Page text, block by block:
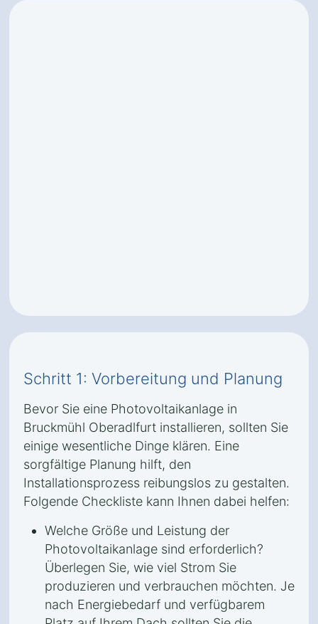
Schritt 1: Vorbereitung und Planung
Bevor Sie eine Photovoltaikanlage in
Bruckmühl Oberadlfurt installieren, sollten Sie
einige wesentliche Dinge klären. Eine
sorgfältige Planung hilft, den
Installationsprozess reibungslos zu gestalten.
Folgende Checkliste kann Ihnen dabei helfen:
Welche Größe und Leistung der
Photovoltaikanlage sind erforderlich?
Überlegen Sie, wie viel Strom Sie
produzieren und verbrauchen möchten. Je
nach Energiebedarf und verfügbarem